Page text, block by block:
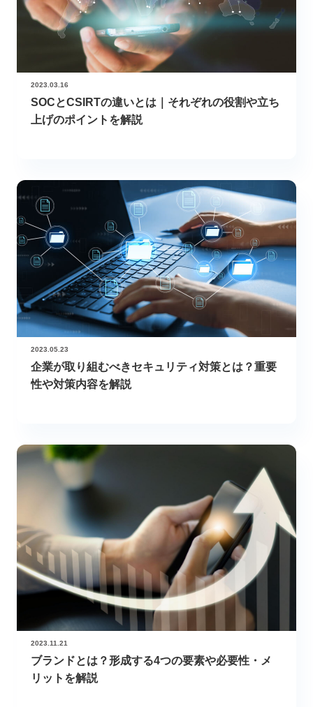
2023.03.16
SOCとCSIRTの違いとは｜それぞれの役割や立ち
上げのポイントを解説
2023.05.23
企業が取り組むべきセキュリティ対策とは？重要
性や対策内容を解説
2023.11.21
ブランドとは？形成する4つの要素や必要性・メ
リットを解説